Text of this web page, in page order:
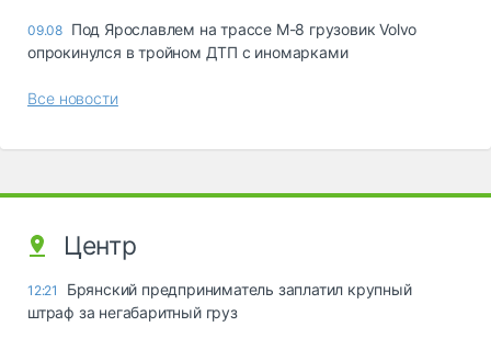
09.08 Под Ярославлем на трассе М-8 грузовик Volvo
опрокинулся в тройном ДТП с иномарками
Все новости
Центр
12:21
Брянский предприниматель заплатил крупный
штраф за негабаритный груз